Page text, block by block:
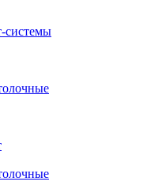
системы